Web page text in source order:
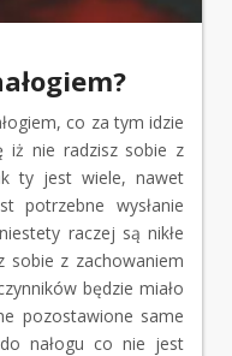
co za tym idzie
iż nie radzisz sobie z
ty jest wiele, nawet
potrzebne wysłanie
raczej są nikłe
sobie z zachowaniem
będzie miało
pozostawione same
nałogu co nie jest